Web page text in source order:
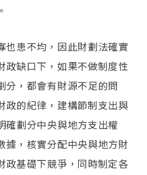
也患不均，因此財劃法確實
政缺口下，如果不做制度性
分，都會有財源不足的問
政的紀律，建構節制支出與
確劃分中央與地方支出權
據，核實分配中央與地方財
政基礎下競爭，同時制定各